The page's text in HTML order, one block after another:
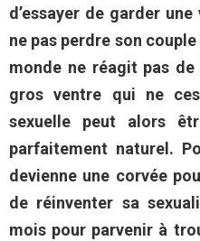
d’essayer de garder
ne pas perdre son
monde ne réagit pas
gros ventre qui ne
sexuelle peut alors
parfaitement naturel.
devienne une corvée
de réinventer sa
mois pour parvenir à